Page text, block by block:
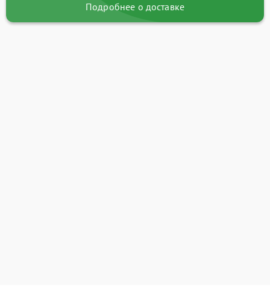
Подробнее о доставке